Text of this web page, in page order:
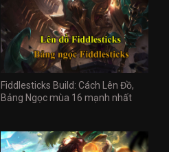
Fiddlesticks Build: Cách Lên Đồ,
Bảng Ngọc mùa 16 mạnh nhất